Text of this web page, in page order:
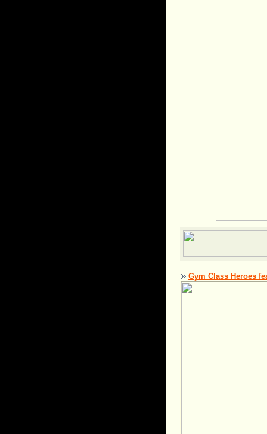
Gym Class Heroes